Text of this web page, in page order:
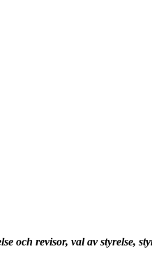
och revisor, val av styrelse,